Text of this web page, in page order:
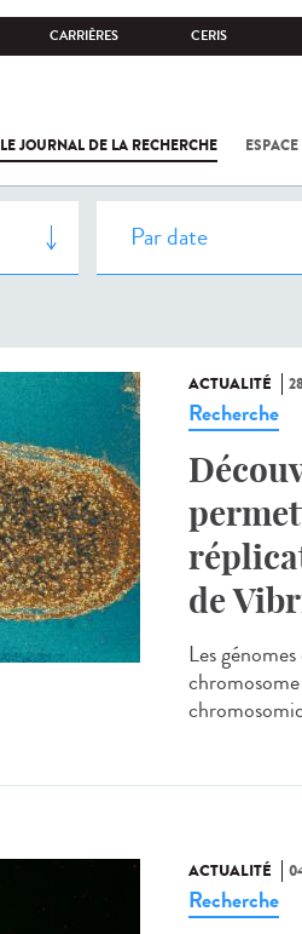
CARRIÈRES CERIS
LE JOURNAL DE LA RECHERCHE
ACTUALITÉ
Recherche
de
Les
ACTUALITÉ
Recherche